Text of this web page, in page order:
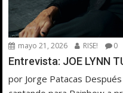
mayo 21, 2026 RISE! 0
Entrevista: JOE LYNN
por Jorge Patacas